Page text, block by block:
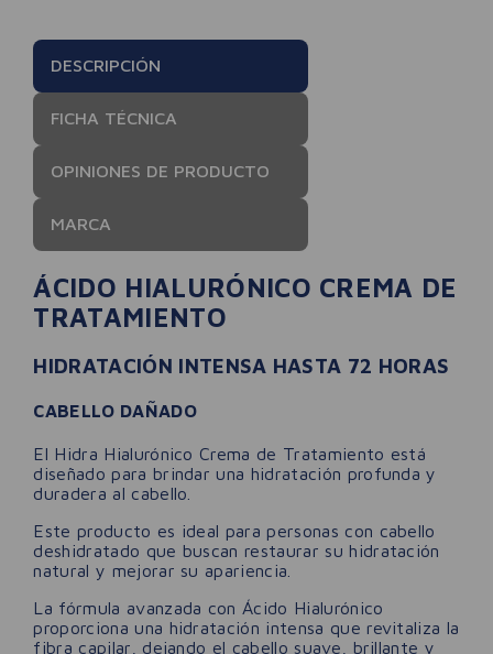
DESCRIPCIÓN
FICHA TÉCNICA
OPINIONES DE PRODUCTO
MARCA
ÁCIDO HIALURÓNICO CREMA DE
TRATAMIENTO
HIDRATACIÓN INTENSA HASTA 72 HORAS
CABELLO DAÑADO
El Hidra Hialurónico Crema de Tratamiento está
diseñado para brindar una hidratación profunda y
duradera al cabello.
Este producto es ideal para personas con cabello
deshidratado que buscan restaurar su hidratación
natural y mejorar su apariencia.
La fórmula avanzada con Ácido Hialurónico
proporciona una hidratación intensa que revitaliza la
fibra capilar, dejando el cabello suave, brillante y